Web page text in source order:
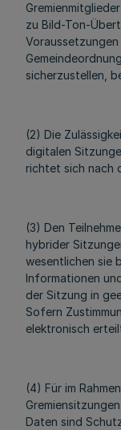
zu Bild-Ton-
sicherzustellen,
(2) Die
digitalen
richtet sich nach
(3) Den
hybrider
wesentlichen sie
Informationen
der Sitzung in
Sofern
elektronisch
(4) Für im
Daten sind